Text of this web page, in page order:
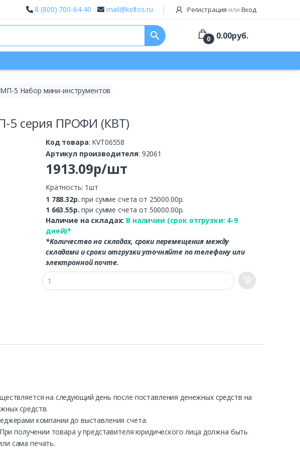
8 (800) 700-64-40 mail@keltos.ru Регистрация или Вход
search 0 0.00руб.
5 Набор мини-инструментов
5 серия ПРОФИ (КВТ)
Код товара: KVT06558
Артикул производителя: 92061
1913.09р/шт
Кратность: 1шт
1 788.32р.при сумме счета от 25000.00р.
1 663.55р.при сумме счета от 50000.00р.
Наличие на складах: В наличии (срок отгрузки: 4-9
дней)*
*Количество на складах, сроки перемещения между
складами и сроки отгрузки уточняйте по телефону или
электронной почте.
на следующий день после поставления денежных средств на
средств.
компании до выставления счета.
получении товара у представителя юридического лица должна быть
сама печать.